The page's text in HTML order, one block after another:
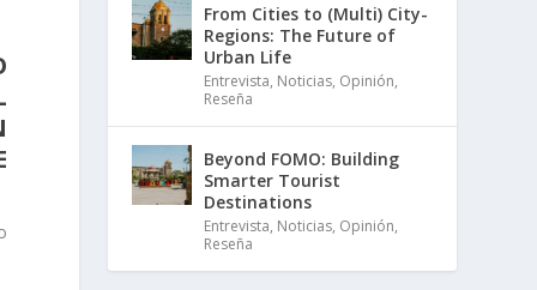
From Cities to (Multi) City-
Regions: The Future of
Urban Life
Entrevista, Noticias, Opinión,
Reseña
Beyond FOMO: Building
Smarter Tourist
Destinations
Entrevista, Noticias, Opinión,
Reseña